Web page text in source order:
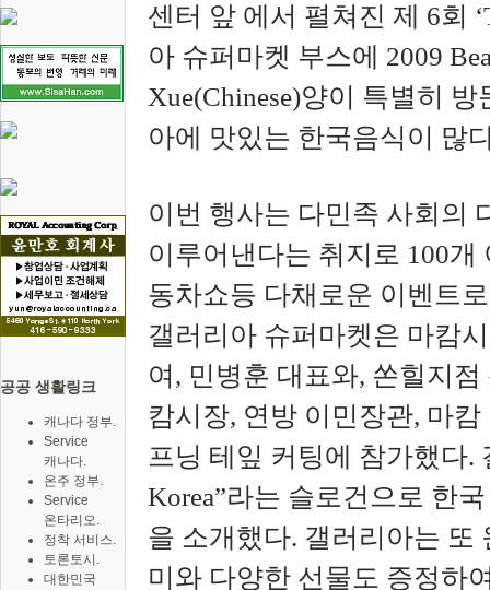
공공 생활링크
캐나다 정부.
Service
캐나다.
온주 정부.
Service
온타리오.
정착 서비스.
토론토시.
대한민국
센터 앞 에서 펼쳐진 제 6회
아 슈퍼마켓 부스에 2009
Xue(Chinese)양이 특별히
아에 맛있는 한국음식이 많
이번 행사는 다민족 사회의
이루어낸다는 취지로 100
동차쇼등 다채로운 이벤트
갤러리아 슈퍼마켓은 마캄
여, 민병훈 대표와, 쏜힐지
캄시장, 연방 이민장관, 마
프닝 테잎 커팅에 참가했다.
Korea”라는 슬로건으로 한
을 소개했다. 갤러리아는 또
미와 다양한 선물도 증정하